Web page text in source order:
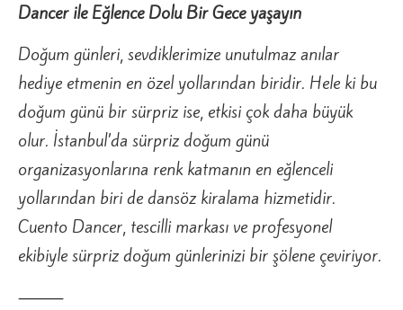
Dancer ile Eğlence Dolu Bir Gece yaşayın
Doğum günleri, sevdiklerimize unutulmaz anılar
hediye etmenin en özel yollarından biridir. Hele ki bu
doğum günü bir sürpriz ise, etkisi çok daha büyük
olur. İstanbul’da sürpriz doğum günü
organizasyonlarına renk katmanın en eğlenceli
yollarından biri de dansöz kiralama hizmetidir.
Cuento Dancer, tescilli markası ve profesyonel
ekibiyle sürpriz doğum günlerinizi bir şölene çeviriyor.
⸻